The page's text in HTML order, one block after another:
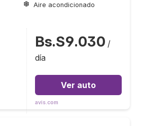
Aire acondicionado
Bs.S9.030 /
día
Ver auto
avis.com